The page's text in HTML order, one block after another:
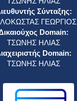
Σύνταξης:
ΓΕΩΡΓΙΟΣ
Domain:
ΤΣΩΝΗΣ ΗΛΙΑΣ
Domain:
ΤΣΩΝΗΣ ΗΛΙΑΣ